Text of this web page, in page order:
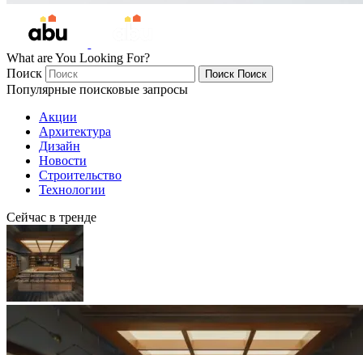
What are You Looking For?
Поиск
Поиск Поиск
Популярные поисковые запросы
Акции
Архитектура
Дизайн
Новости
Строительство
Технологии
Сейчас в тренде